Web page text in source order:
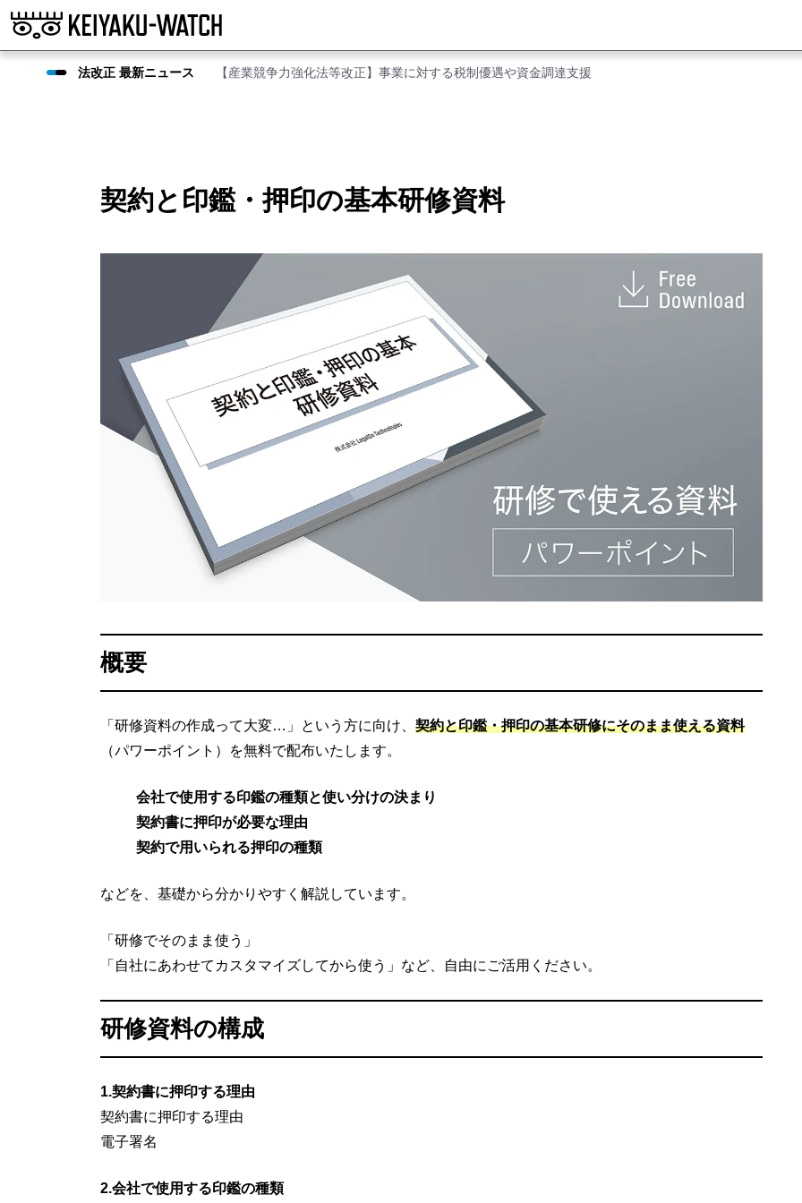
法改正 最新ニュース 【産業競争力強化法等改正】事業に対する税制優遇や資金調達支援
契約と印鑑・押印の基本研修資料
概要
「研修資料の作成って大変…」という方に向け、 契約と印鑑・押印の基本研修にそのまま使える資料
（パワーポイント）を無料で配布いたします。
会社で使用する印鑑の種類と使い分けの決まり
契約書に押印が必要な理由
契約で用いられる押印の種類
などを、基礎から分かりやすく解説しています。
「研修でそのまま使う」
「自社にあわせてカスタマイズしてから使う」など、自由にご活用ください。
研修資料の構成
1.契約書に押印する理由
契約書に押印する理由
電子署名
2.会社で使用する印鑑の種類